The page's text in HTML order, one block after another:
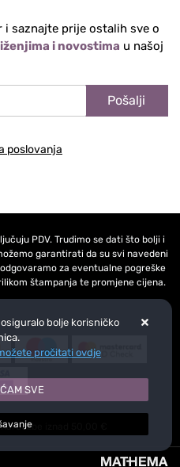
i saznajte prije ostalih sve o
i novostima u našoj
Pošalji
poslovanja
PDV. Trudimo se dati što bolji i
garantirati da su svi navedeni
za eventualne pogreške
štampanja te promjene cijena.
iznad 50,00 €
bolje korisničko
pročitati ovdje
SVE